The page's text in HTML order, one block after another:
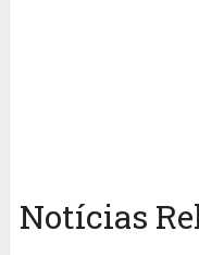
Notícias